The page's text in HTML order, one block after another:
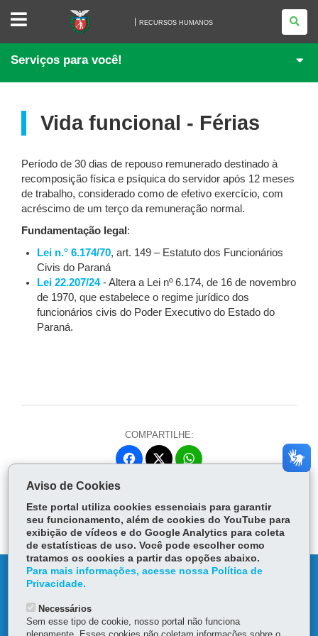
RECURSOS
HUMANOS
RECURSOS HUMANOS
Serviços para você!
Vida funcional - Férias
Período de 30 dias de repouso remunerado destinado à
recomposição física e psíquica do servidor após 12 meses
de trabalho, considerado como de efetivo exercício, com
acréscimo de um terço da remuneração normal.
Fundamentação legal :
Lei n.° 6.174/70, art. 149 – Estatuto dos Funcionários
Civis do Paraná
Lei 22.207/24- Altera a Lei nº 6.174, de 16 de novembro
de 1970, que estabelece o regime jurídico dos
funcionários civis do Poder Executivo do Estado do
Paraná.
COMPARTILHE:
Fa
ok
itt
er
Ap
p
DENUNCIE CORRUPÇÃO
OUVIDORIA
Aviso de Cookies
Este portal utiliza cookies essenciais para garantir
seu funcionamento, além de cookies do YouTube para
exibição de vídeos e do Google Analytics para coleta
de estatísticas de uso. Você pode escolher como
tratamos os cookies a partir das opções abaixo.
Para mais informações, acesse nossa Política de
Privacidade.
Necessários
Sem esse tipo de cookie, nosso portal não funciona